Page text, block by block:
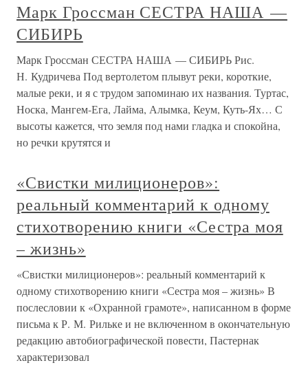
Марк Гроссман СЕСТРА НАША —
СИБИРЬ
Марк Гроссман СЕСТРА НАША — СИБИРЬ Рис.
Н. Кудричева Под вертолетом плывут реки, короткие,
малые реки, и я с трудом запоминаю их названия. Туртас,
Носка, Мангем-Ега, Лайма, Алымка, Кеум, Куть-Ях… С
высоты кажется, что земля под нами гладка и спокойна,
но речки крутятся и
«Свистки милиционеров»:
реальный комментарий к одному
стихотворению книги «Сестра моя
– жизнь»
«Свистки милиционеров»: реальный комментарий к
одному стихотворению книги «Сестра моя – жизнь» В
послесловии к «Охранной грамоте», написанном в форме
письма к Р. М. Рильке и не включенном в окончательную
редакцию автобиографической повести, Пастернак
характеризовал